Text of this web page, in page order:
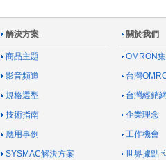
解決方案
商品主題
影音頻道
規格選型
技術指南
應用事例
SYSMAC解決方案
關於我們
OMRON
台灣
台灣經銷
企業理念
工作機會
世界據點